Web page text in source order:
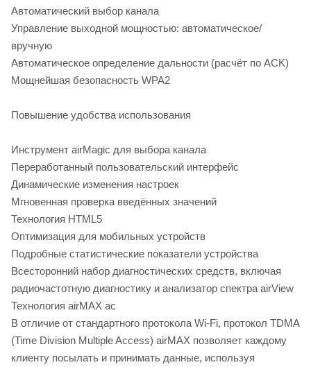
Автоматический выбор канала
Управление выходной мощностью: автоматическое/
вручную
Автоматическое определение дальности (расчёт по ACK)
Мощнейшая безопасность WPA2
Повышение удобства использования
Инструмент airMagic для выбора канала
Переработанный пользовательский интерфейс
Динамические изменения настроек
Мгновенная проверка введённых значений
Технология HTML5
Оптимизация для мобильных устройств
Подробные статистические показатели устройства
Всесторонний набор диагностических средств, включая
радиочастотную диагностику и анализатор спектра airView
Технология airMAX ac
В отличие от стандартного протокола Wi-Fi, протокол TDMA
(Time Division Multiple Access) airMAX позволяет каждому
клиенту посылать и принимать данные, используя